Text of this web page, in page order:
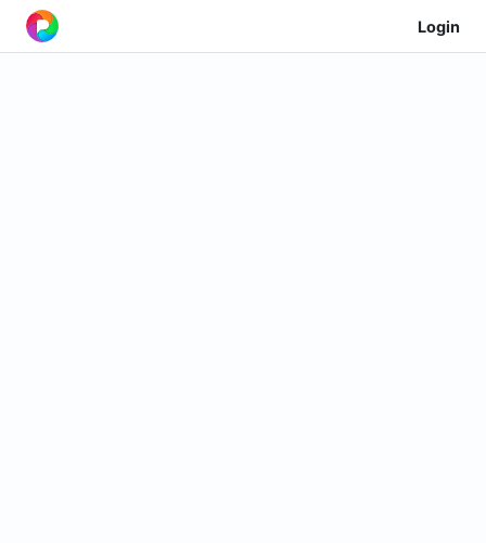
Login